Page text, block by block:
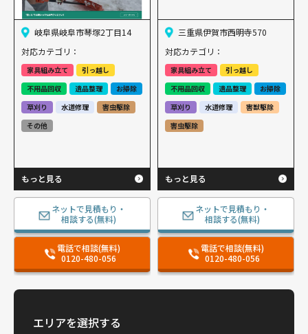
岐阜県岐阜市琴塚2丁目14
対応カテゴリ：
家具組み立て
引っ越し
不用品回収
遺品整理
お掃除
草刈り
水道修理
害虫駆除
その他
もっと見る
ネットで見積もり・
相談する(無料)
電話で相談(無料)
0120-480-056
三重県伊賀市西明寺570
対応カテゴリ：
家具組み立て
引っ越し
不用品回収
遺品整理
お掃除
草刈り
水道修理
害獣駆除
害虫駆除
もっと見る
ネットで見積もり・
相談する(無料)
電話で相談(無料)
0120-480-056
エリアを選択する